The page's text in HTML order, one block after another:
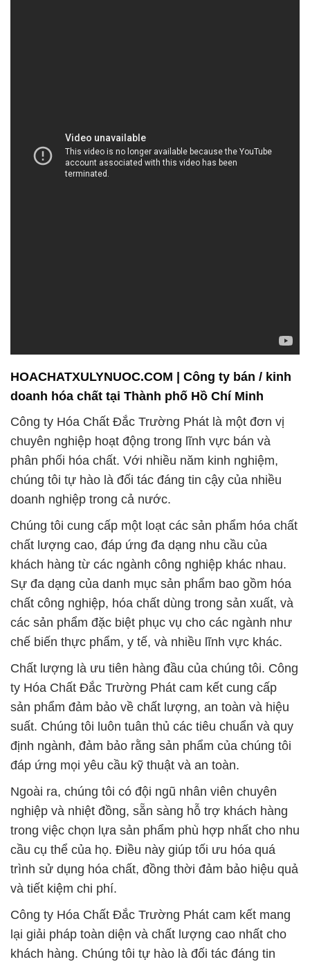
HOACHATXULYNUOC.COM | Công ty bán / kinh
doanh hóa chất tại Thành phố Hồ Chí Minh
Công ty Hóa Chất Đắc Trường Phát là một đơn vị
chuyên nghiệp hoạt động trong lĩnh vực bán và
phân phối hóa chất. Với nhiều năm kinh nghiệm,
chúng tôi tự hào là đối tác đáng tin cậy của nhiều
doanh nghiệp trong cả nước.
Chúng tôi cung cấp một loạt các sản phẩm hóa chất
chất lượng cao, đáp ứng đa dạng nhu cầu của
khách hàng từ các ngành công nghiệp khác nhau.
Sự đa dạng của danh mục sản phẩm bao gồm hóa
chất công nghiệp, hóa chất dùng trong sản xuất, và
các sản phẩm đặc biệt phục vụ cho các ngành như
chế biến thực phẩm, y tế, và nhiều lĩnh vực khác.
Chất lượng là ưu tiên hàng đầu của chúng tôi. Công
ty Hóa Chất Đắc Trường Phát cam kết cung cấp
sản phẩm đảm bảo về chất lượng, an toàn và hiệu
suất. Chúng tôi luôn tuân thủ các tiêu chuẩn và quy
định ngành, đảm bảo rằng sản phẩm của chúng tôi
đáp ứng mọi yêu cầu kỹ thuật và an toàn.
Ngoài ra, chúng tôi có đội ngũ nhân viên chuyên
nghiệp và nhiệt đồng, sẵn sàng hỗ trợ khách hàng
trong việc chọn lựa sản phẩm phù hợp nhất cho nhu
cầu cụ thể của họ. Điều này giúp tối ưu hóa quá
trình sử dụng hóa chất, đồng thời đảm bảo hiệu quả
và tiết kiệm chi phí.
Công ty Hóa Chất Đắc Trường Phát cam kết mang
lại giải pháp toàn diện và chất lượng cao nhất cho
khách hàng. Chúng tôi tự hào là đối tác đáng tin